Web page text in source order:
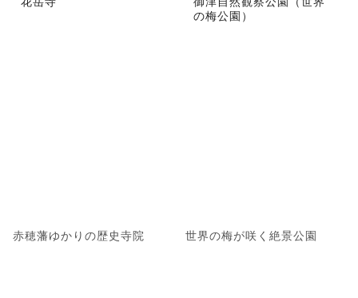
赤穂藩ゆかりの歴史寺院
の梅公園）
世界の梅が咲く絶景公園